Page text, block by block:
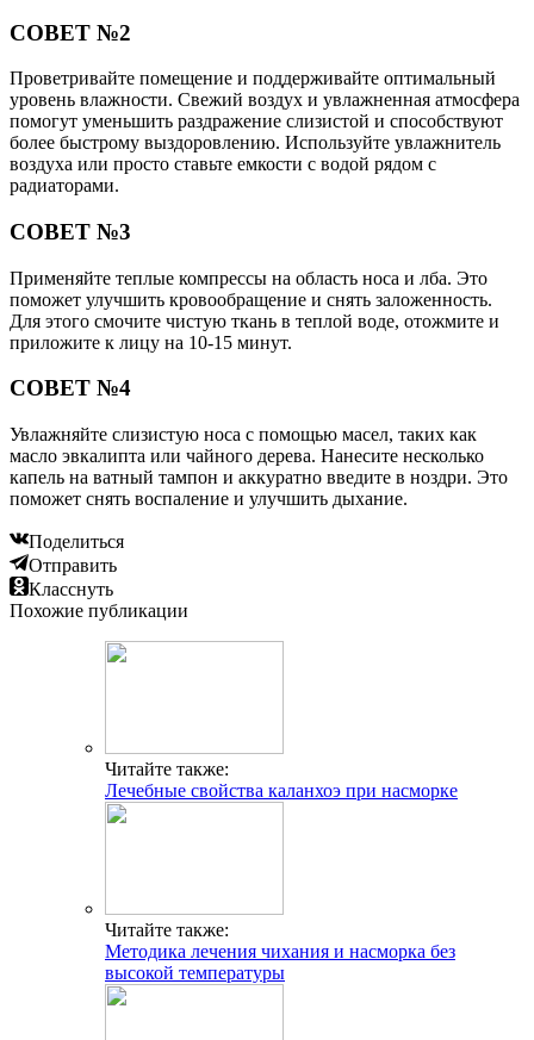
СОВЕТ №2
Проветривайте помещение и поддерживайте оптимальный
уровень влажности. Свежий воздух и увлажненная атмосфера
помогут уменьшить раздражение слизистой и способствуют
более быстрому выздоровлению. Используйте увлажнитель
воздуха или просто ставьте емкости с водой рядом с
радиаторами.
СОВЕТ №3
Применяйте теплые компрессы на область носа и лба. Это
поможет улучшить кровообращение и снять заложенность.
Для этого смочите чистую ткань в теплой воде, отожмите и
приложите к лицу на 10-15 минут.
СОВЕТ №4
Увлажняйте слизистую носа с помощью масел, таких как
масло эвкалипта или чайного дерева. Нанесите несколько
капель на ватный тампон и аккуратно введите в ноздри. Это
поможет снять воспаление и улучшить дыхание.
Поделиться
Отправить
Класснуть
Похожие публикации
Читайте также:
Лечебные свойства каланхоэ при насморке
Читайте также:
Методика лечения чихания и насморка без
высокой температуры